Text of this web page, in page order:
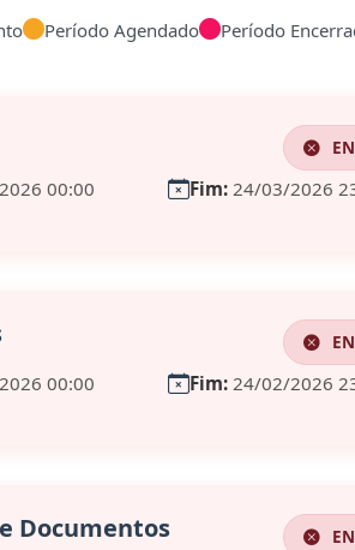
Período Agendado Período
00:00 Fim: 24/03/2026
00:00 Fim: 24/02/2026
Documentos